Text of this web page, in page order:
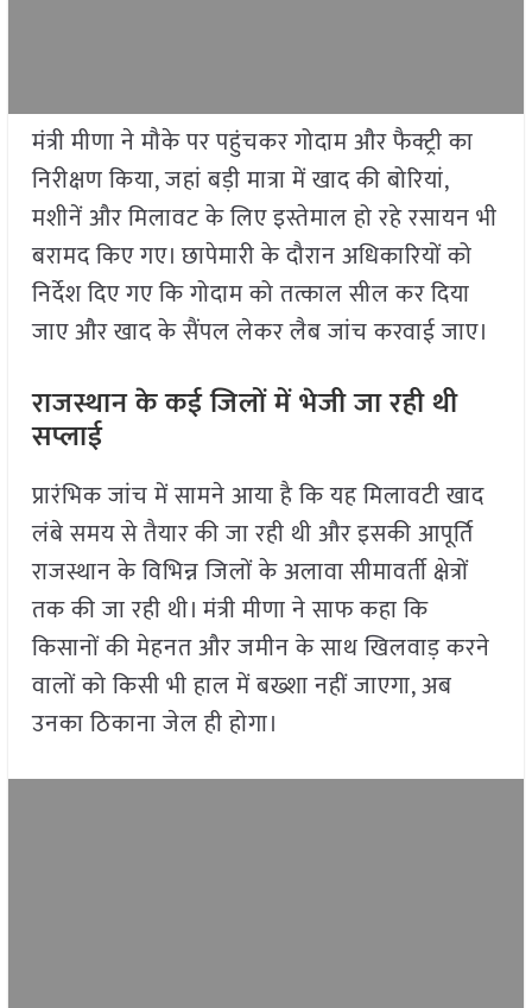
मंत्री मीणा ने मौके पर पहुंचकर गोदाम और फैक्ट्री का
निरीक्षण किया, जहां बड़ी मात्रा में खाद की बोरियां,
मशीनें और मिलावट के लिए इस्तेमाल हो रहे रसायन भी
बरामद किए गए। छापेमारी के दौरान अधिकारियों को
निर्देश दिए गए कि गोदाम को तत्काल सील कर दिया
जाए और खाद के सैंपल लेकर लैब जांच करवाई जाए।
राजस्थान के कई जिलों में भेजी जा रही थी
सप्लाई
प्रारंभिक जांच में सामने आया है कि यह मिलावटी खाद
लंबे समय से तैयार की जा रही थी और इसकी आपूर्ति
राजस्थान के विभिन्न जिलों के अलावा सीमावर्ती क्षेत्रों
तक की जा रही थी। मंत्री मीणा ने साफ कहा कि
किसानों की मेहनत और जमीन के साथ खिलवाड़ करने
वालों को किसी भी हाल में बख्शा नहीं जाएगा, अब
उनका ठिकाना जेल ही होगा।